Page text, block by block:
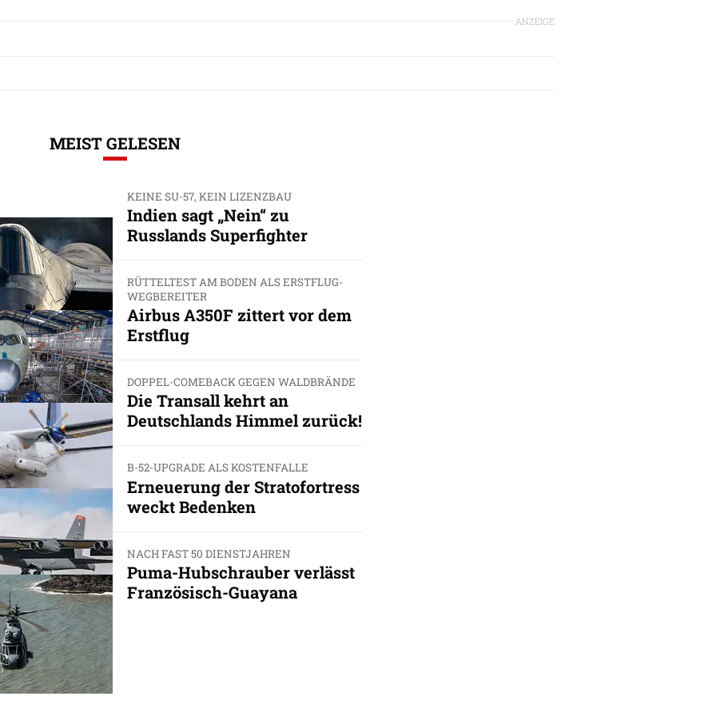
ANZEIGE
MEIST GELESEN
KEINE SU-57, KEIN LIZENZBAU
Indien sagt „Nein“ zu
Russlands Superfighter
RÜTTELTEST AM BODEN ALS ERSTFLUG-
WEGBEREITER
Airbus A350F zittert vor dem
Erstflug
DOPPEL-COMEBACK GEGEN WALDBRÄNDE
Die Transall kehrt an
Deutschlands Himmel zurück!
B-52-UPGRADE ALS KOSTENFALLE
Erneuerung der Stratofortress
weckt Bedenken
NACH FAST 50 DIENSTJAHREN
Puma-Hubschrauber verlässt
Französisch-Guayana